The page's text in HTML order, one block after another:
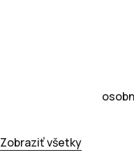
Zobraziť všetky